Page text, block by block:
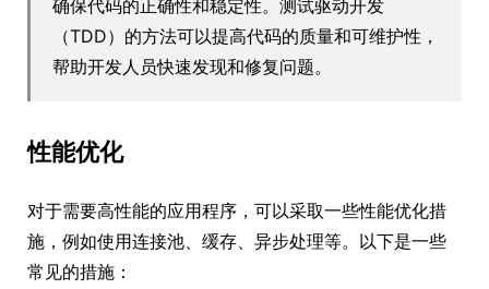
确保代码的正确性和稳定性。测试驱动开发
（TDD）的方法可以提高代码的质量和可维护性，
帮助开发人员快速发现和修复问题。
性能优化
对于需要高性能的应用程序，可以采取一些性能优化措
施，例如使用连接池、缓存、异步处理等。以下是一些
常见的措施：